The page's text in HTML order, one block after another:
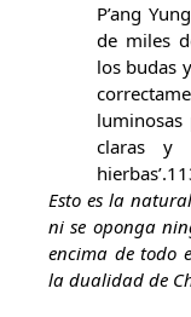
P’ang
de miles
los budas
claras y
Esto es la
ni se oponga
encima de todo
la dualidad de